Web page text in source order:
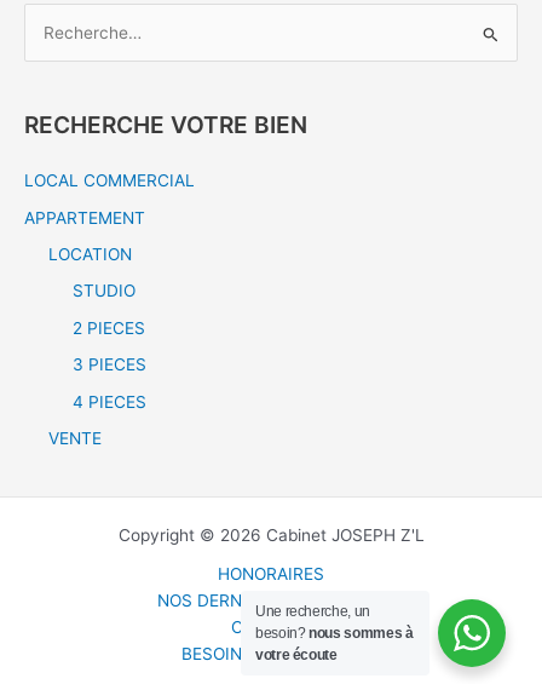
h
r
c
RECHERCHE VOTRE BIEN
LOCAL COMMERCIAL
APPARTEMENT
LOCATION
STUDIO
2 PIECES
3 PIECES
4 PIECES
VENTE
Copyright © 2026 Cabinet JOSEPH Z'L
HONORAIRES
NOS DERNIERES ANNONCES
CONTACT
BESOIN D UN GARANT
Une recherche, un
besoin?nous sommes à
votre écoute